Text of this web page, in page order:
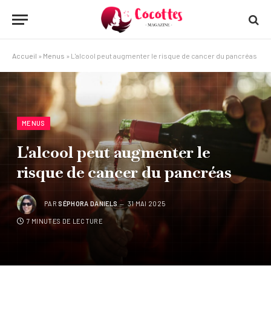
Accueil » Menus » L'alcool peut augmenter le risque de cancer du pancréas
MENUS
L'alcool peut augmenter le
risque de cancer du pancréas
PAR SÉPHORA DANIELS 31 MAI 2025
7 MINUTES DE LECTURE